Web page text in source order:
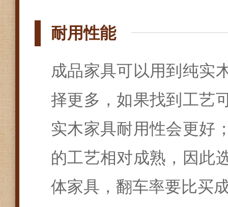
耐用性能
成品家具可以用到纯实
择更多，如果找到工艺
实木家具耐用性会更好
的工艺相对成熟，因此
体家具，翻车率要比买